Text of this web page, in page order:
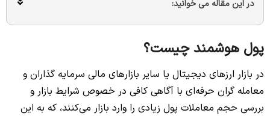
در این مقاله می خوانید:
پول هوشمند چیست؟
در بازار ارزهای دیجیتال یا سایر بازارهای مالی سرمایه گذاران و
معامله گران حرفه‌ای با آگاهی کافی در خصوص شرایط بازار و
بررسی حجم معاملات پول زیادی را وارد بازار می‌کنند، که به این